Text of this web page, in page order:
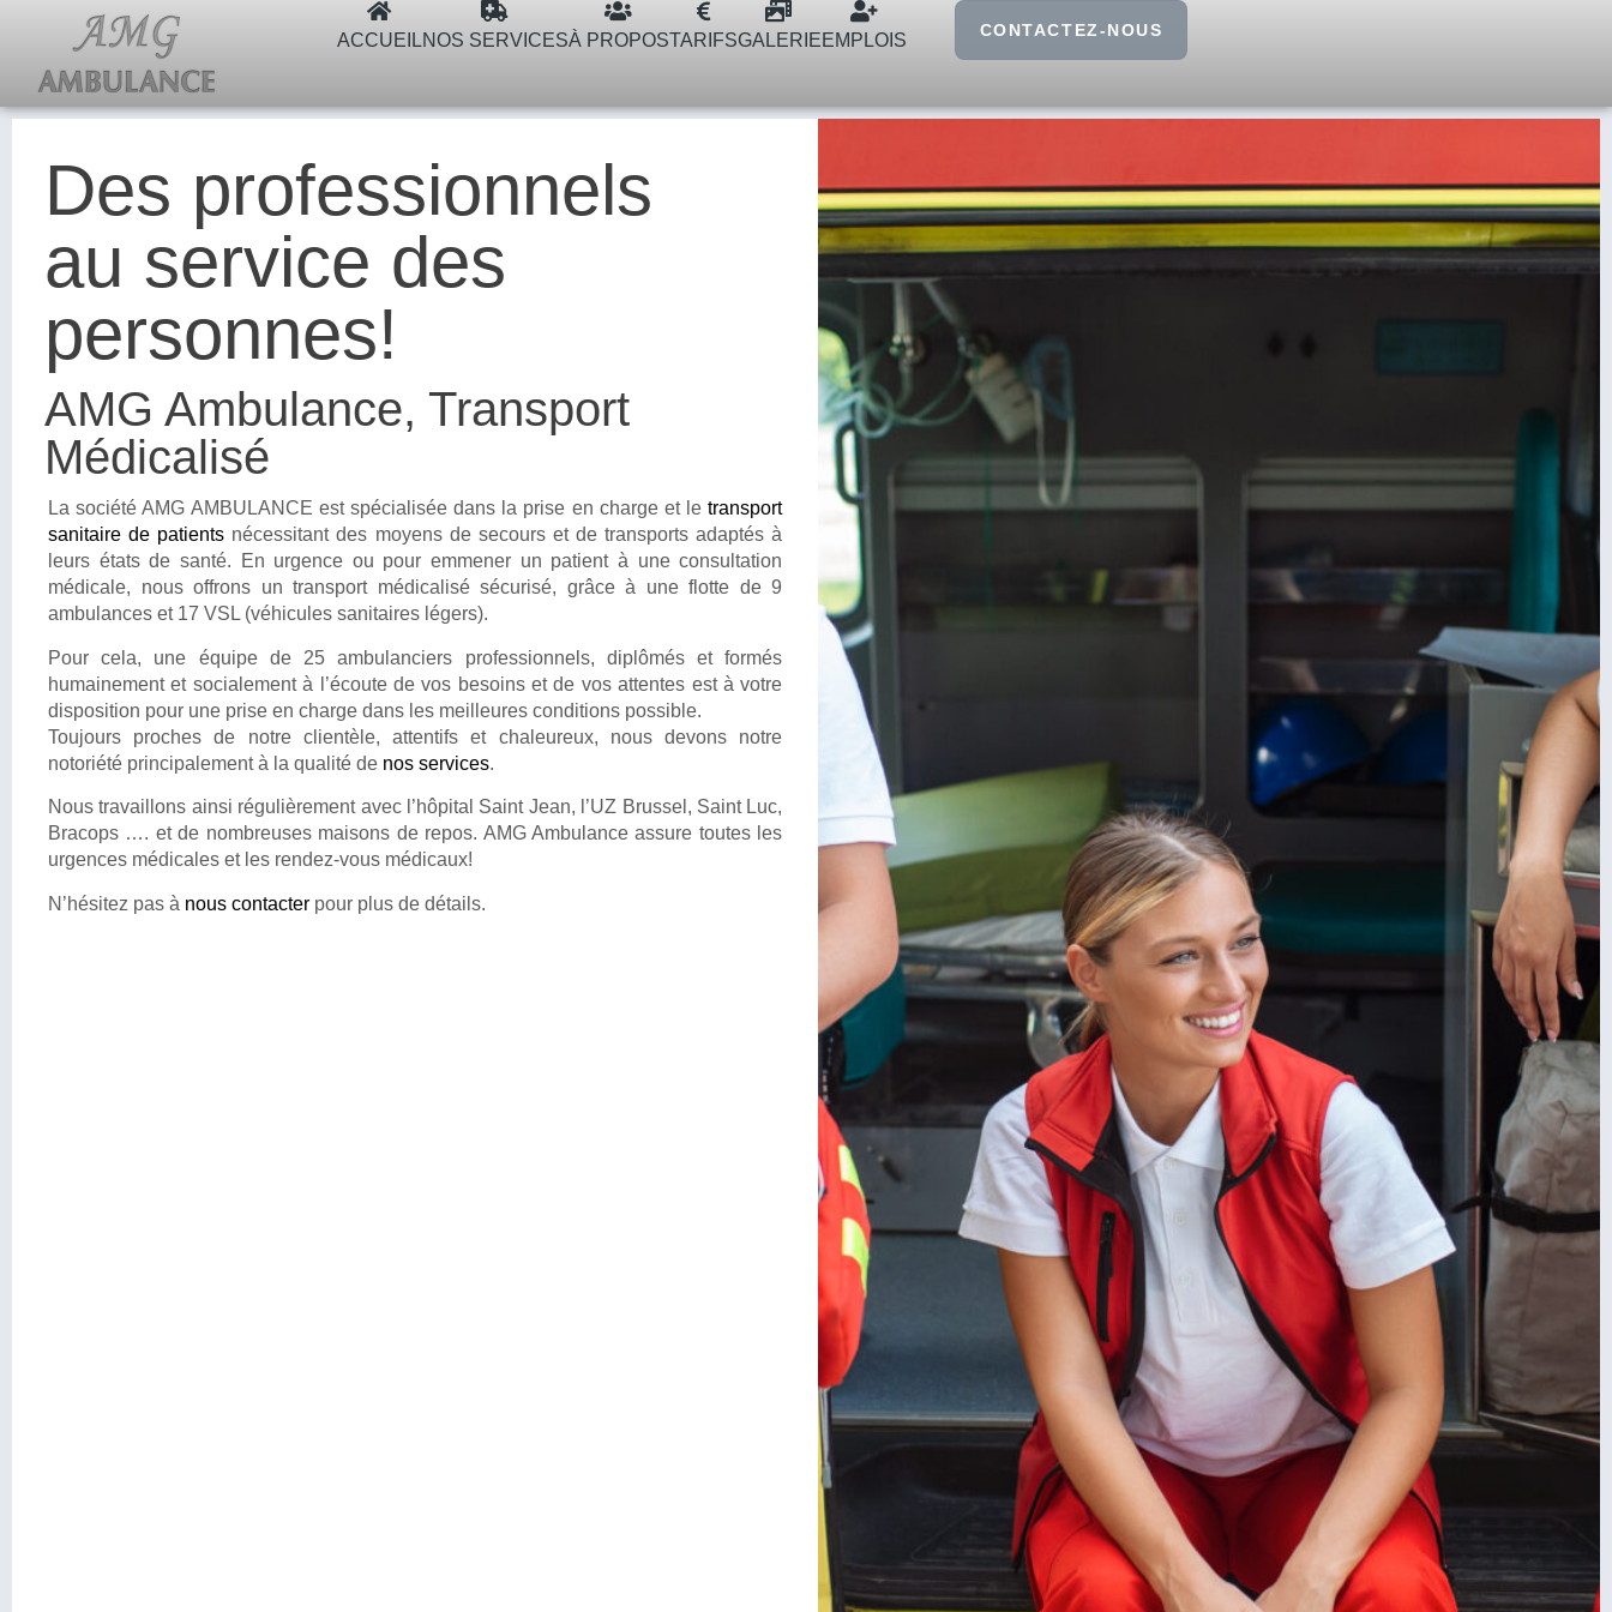
ACCUEILNOS SERVICESÀ PROPOSTARIFSGALERIEEMPLOIS CONTACTEZ-NOUS
Des professionnels
au service des
personnes!
AMG Ambulance, Transport
Médicalisé
La société AMG AMBULANCE est spécialisée dans la prise en charge et letransport
sanitaire de patients nécessitant des moyens de secours et de transports adaptés à
leurs états de santé. En urgence ou pour emmener un patient à une consultation
médicale, nous offrons un transport médicalisé sécurisé, grâce à une flotte de 9
ambulances et 17 VSL (véhicules sanitaires légers).
Pour cela, une équipe de 25 ambulanciers professionnels, diplômés et formés
humainement et socialement à l’écoute de vos besoins et de vos attentes est à votre
disposition pour une prise en charge dans les meilleures conditions possible.
Toujours proches de notre clientèle, attentifs et chaleureux, nous devons notre
notoriété principalement à la qualité de nos services.
Nous travaillons ainsi régulièrement avec l’hôpital Saint Jean, l’UZ Brussel, Saint Luc,
Bracops …. et de nombreuses maisons de repos. AMG Ambulance assure toutes les
urgences médicales et les rendez-vous médicaux!
N’hésitez pas à nous contacter pour plus de détails.